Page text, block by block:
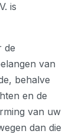
is
de
van
behalve
en de
van uw
dan die